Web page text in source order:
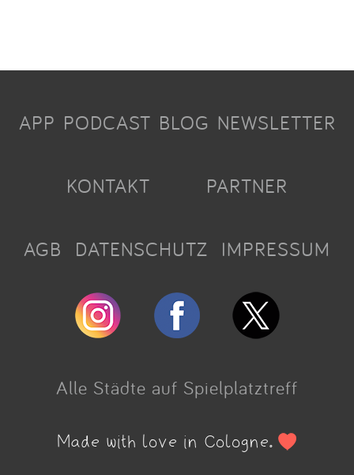
APP PODCAST BLOG NEWSLETTER
KONTAKT PARTNER
AGB DATENSCHUTZ IMPRESSUM
Alle Städte auf Spielplatztreff
Made with love in Cologne.